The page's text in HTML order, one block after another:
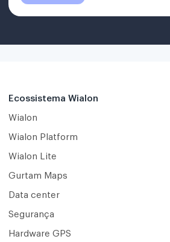
Ecossistema Wialon
Wialon
Wialon Platform
Wialon Lite
Gurtam Maps
Data center
Segurança
Hardware GPS